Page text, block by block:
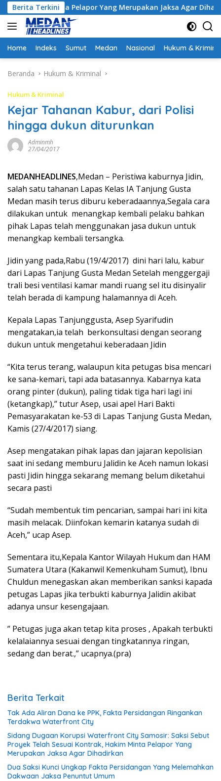
Langsung
ke
konten
Berita Terkini
Pelapor Yang Merupakan Jaksa Agar Dihadirkan
Home Indeks Sumut Medan Nasional Hukum &
Beranda Hukum & Kriminal
Hukum & Kriminal
Kejar Tahanan Kabur, dari Polisi
hingga dukun diturunkan
Adminmh
27/04/2017
MEDANHEADLINES,Medan – Peristiwa kaburnya Jidin,
salah satu tahanan Lapas Kelas IA Tanjung Gusta
Medan masih terus diburu keberadaannya,Segala cara
dilakukan untuk menangkap kembali pelaku bahkan
pihak Lapas telah menggunakan jasa dukun untuk
menangkap kembali tersangka.
Jidin yang pada,Rabu (19/4/2017) dini hari lalu, kabur
dari Lapas Tanjung Gusta Medan Setelah menggergaji
trali besi ventilasi kamar mandi ruang sel itu disinyalir
telah berada di kampung halamannya di Aceh.
Kepala Lapas Tanjunggusta, Asep Syarifudin
mengatakan,ia telah berkonsultasi dengan seorang
dukun untuk mengetahui keberadaan Jidin
“Kita terus terang, walaupun kita petugas bisa mencari
ke sana-kemari, tapi ada batasannya. Kabarnya kata
orang pinter (dukun), paling tidak tiga hari lagi ini
(ketangkap),” tutur Asep, usai apel ‎Hari Bakti
Pemasyarakatan ke-53 di Lapas Tanjung Gusta Medan,
Kamis (27/4/2017) siang.
Asep mengatakan pihak lapas dan jajaran kepolisian
saat ini sedang memburu Jalidin ke Aceh namun lokasi
pasti Jidin hingga sekarang memang belum diketahui
secara pasti
“Sudah membentuk tim pencarian, sampai hari ini kita
masih melacak. Diinfokan kemarin katanya sudah di
Aceh,” ucap Asep.
Sementara itu,Kepala Kantor Wilayah Hukum dan HAM
Sumatera Utara (Kakanwil Kemenkuham Sumut), Ibnu
Chuldun menegaskan akan memberikan sanksi kapada
petugas Lapas jika terbukti kaburnya Jalidin akibat
adanya unsur kesengajaan.
” Petugas juga akan tetap kita proses , Apakah terbukti
kelalaiannya sesuai dengan tingkatannya ringan,
sedang dan berat.,” ucapnya.‎(pra)
Berita Terkait
Tak Ada Aliran Dana ke PPK, Fakta Persidangan Ringankan
Terdakwa Waterfront City
Sidang Dugaan Korupsi Waterfront City Samosir: Saksi Sebut
Proyek Telah Sesuai Kontrak, Hakim Minta Pelapor Yang
Merupakan Jaksa Agar Dihadirkan
Dua Saksi Kunci Ungkap Fakta Persidangan Yang Melemahkan
Dakwaan Jaksa Penuntut Umum